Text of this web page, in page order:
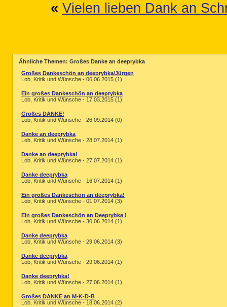
« Vielen lieben Dank an
Ähnliche Themen: Großes Danke an deeprybka
Großes Dankeschön an deeprybka/Jürgen
Lob, Kritik und Wünsche - 06.06.2015 (1)
Ein großes Dankeschön an deeprybka
Lob, Kritik und Wünsche - 17.03.2015 (1)
Großes DANKE!
Lob, Kritik und Wünsche - 26.09.2014 (0)
Danke an deeprybka
Lob, Kritik und Wünsche - 28.07.2014 (1)
Danke an deeprybka!
Lob, Kritik und Wünsche - 27.07.2014 (1)
Danke deeprybka
Lob, Kritik und Wünsche - 16.07.2014 (1)
Ein großes Dankeschön an deeprybka!
Lob, Kritik und Wünsche - 01.07.2014 (3)
Ein großes Dankeschön an Deeprybka !
Lob, Kritik und Wünsche - 30.06.2014 (1)
Danke deeprybka
Lob, Kritik und Wünsche - 29.06.2014 (3)
Danke deeprybka
Lob, Kritik und Wünsche - 29.06.2014 (1)
Danke deeprybka!
Lob, Kritik und Wünsche - 27.06.2014 (1)
Großes DANKE an M-K-D-B
Lob, Kritik und Wünsche - 18.06.2014 (2)